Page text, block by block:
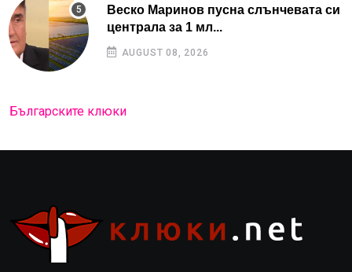
Веско Маринов пусна слънчевата си
централа за 1 мл...
AUGUST 08, 2026
Българските клюки